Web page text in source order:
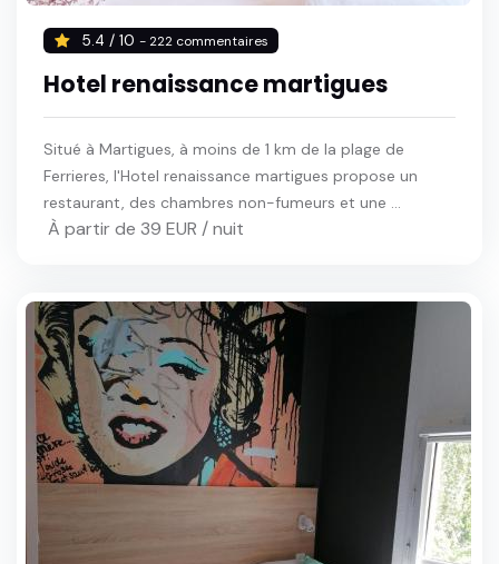
5.4 / 10 - 222 commentaires
Hotel renaissance martigues
Situé à Martigues, à moins de 1 km de la plage de
Ferrieres, l'Hotel renaissance martigues propose un
restaurant, des chambres non-fumeurs et une ...
À partir de 39 EUR / nuit